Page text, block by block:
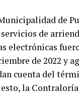
de
servicios de
electrónicas
de 2022 y
cuenta del
esto, la